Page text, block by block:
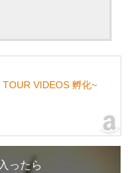
VIDEOS 孵化~
ったら